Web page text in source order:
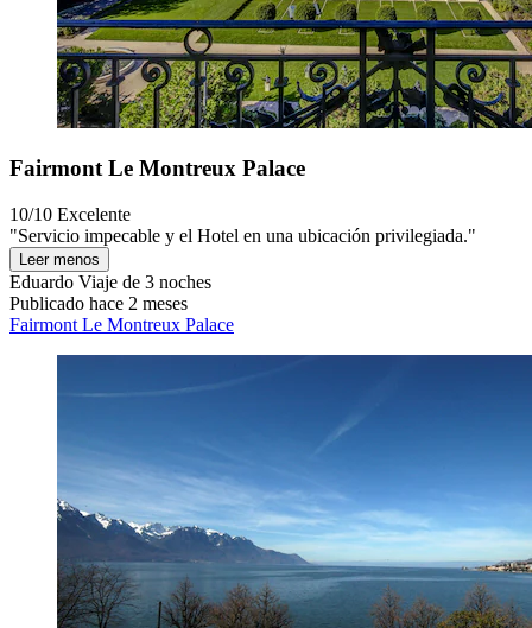
Fairmont Le Montreux Palace
10/10 Excelente
"Servicio impecable y el Hotel en una ubicación privilegiada."
Leer menos
Eduardo Viaje de 3 noches
Publicado hace 2 meses
Fairmont Le Montreux Palace